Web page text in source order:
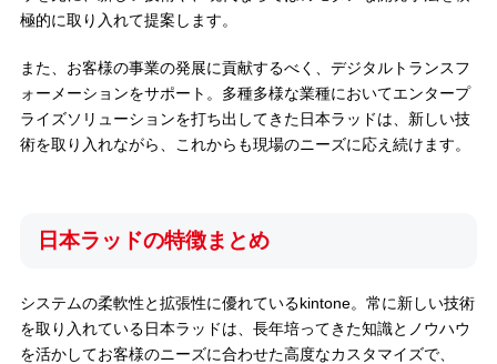
極的に取り入れて提案します。
また、お客様の事業の発展に貢献するべく、デジタルトランスフ
ォーメーションをサポート。多種多様な業種においてエンタープ
ライズソリューションを打ち出してきた日本ラッドは、新しい技
術を取り入れながら、これからも現場のニーズに応え続けます。
日本ラッドの特徴まとめ
システムの柔軟性と拡張性に優れているkintone。常に新しい技術
を取り入れている日本ラッドは、長年培ってきた知識とノウハウ
を活かしてお客様のニーズに合わせた高度なカスタマイズで、